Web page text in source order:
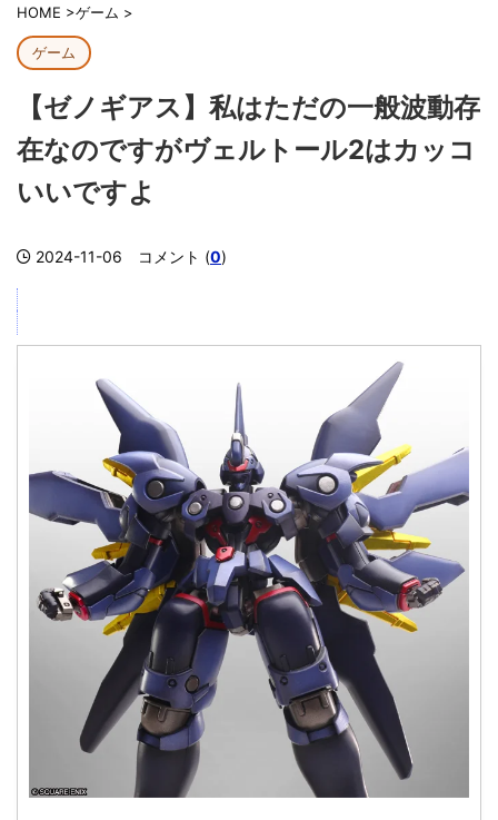
HOME >ゲーム >
ゲーム
【ゼノギアス】私はただの一般波動存
在なのですがヴェルトール2はカッコ
いいですよ
2024-11-06 コメント (0)